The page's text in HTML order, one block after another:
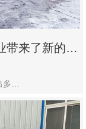
带来了新的变
多…